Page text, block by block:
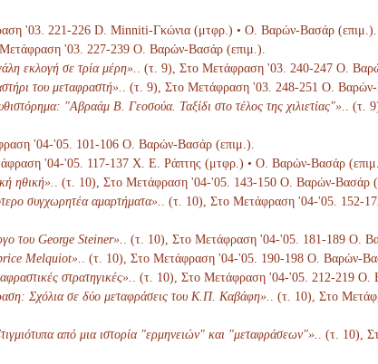
'03. 221-226 D. Minniti-Γκώνια (μτφρ.) • Ο. Βαρών-Βασάρ (επιμ.).
Μετάφραση '03. 227-239 Ο. Βαρών-Βασάρ (επιμ.).
εκλογή σε τρία μέρη».
. (τ. 9), Στο Μετάφραση '03. 240-247 Ο.
του μεταφραστή».
. (τ. 9), Στο Μετάφραση '03. 248-251 Ο. Βαρών-
"Αβραάμ Β. Γεοσούα. Ταξίδι στο τέλος της χιλιετίας"».
. (τ.
'04-'05. 101-106 Ο. Βαρών-Βασάρ (επιμ.).
'04-'05. 117-137 Χ. Ε. Ράπτης (μτφρ.) • Ο. Βαρών-Βασάρ
ηθική».
. (τ. 10), Στο Μετάφραση '04-'05. 143-150 Ο. Βαρών-Βασάρ
συγχωρητέα αμαρτήματα».
. (τ. 10), Στο Μετάφραση '04-'05. 152-
του George Steiner».
. (τ. 10), Στο Μετάφραση '04-'05. 181-189 Ο.
Melquiot».
. (τ. 10), Στο Μετάφραση '04-'05. 190-198 Ο. Βαρών-
στρατηγικές».
. (τ. 10), Στο Μετάφραση '04-'05. 212-219 Ο.
Σχόλια σε δύο μεταφράσεις του Κ.Π. Καβάφη».
. (τ. 10), Στο
από μια ιστορία "ερμηνειών" και "μεταφράσεων"».
. (τ. 10),